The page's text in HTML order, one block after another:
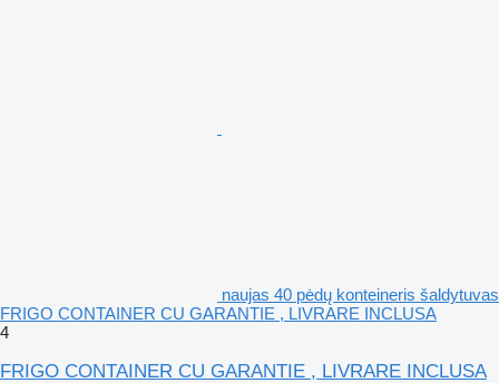
naujas 40 pėdų konteineris šaldytuvas
FRIGO CONTAINER CU GARANTIE , LIVRARE INCLUSA
4
FRIGO CONTAINER CU GARANTIE , LIVRARE INCLUSA